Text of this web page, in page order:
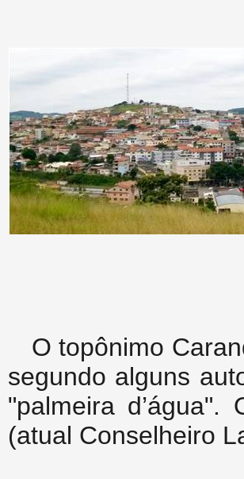
O topônimo
segundo alguns
"palmeira
(atual Conselheiro